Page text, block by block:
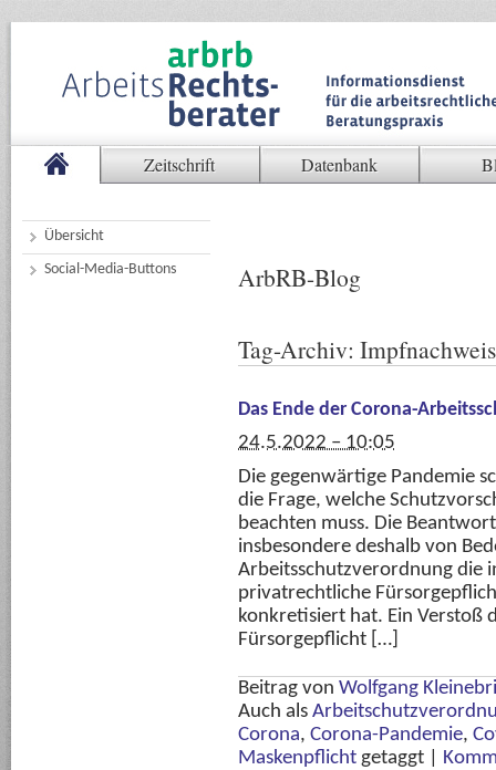
Zeitschrift Datenbank
Übersicht
Social-Media-Buttons
ArbRB-Blog
Tag-Archiv: Impfnachweis
Das Ende der Corona-
24.5.2022 – 10:05
Die gegenwärtige Pandemie
die Frage, welche
beachten muss. Die
insbesondere deshalb von
Arbeitsschutzverordnung die
privatrechtliche
konkretisiert hat. Ein Verstoß
Fürsorgepflicht […]
Beitrag von Wolfgang
Auch als
Corona, Corona-Pandemie,
Maskenpflicht getaggt